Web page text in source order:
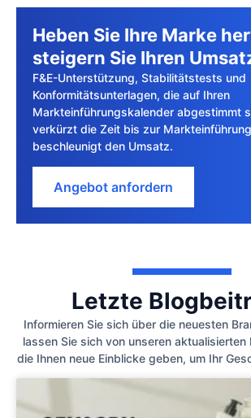
Heben Sie Ihre Marke
steigern Sie Ihren
F&E-Unterstützung, Stabilitätstests und
Konformitätsunterlagen, die auf Ihren
Markteinführungskalender abgestimmt
verkürzt die Zeit bis zur
beschleunigt den Umsatz.
Angebot anfordern
Letzte
Informieren Sie sich über die neuesten
lassen Sie sich von unseren aktualisierten
die Ihnen neue Einblicke geben, um Ihr